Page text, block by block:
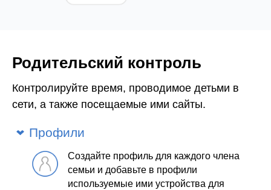
Родительский контроль
Контролируйте время, проводимое детьми в
сети, а также посещаемые ими сайты.
Профили
Создайте профиль для каждого члена
семьи и добавьте в профили
используемые ими устройства для